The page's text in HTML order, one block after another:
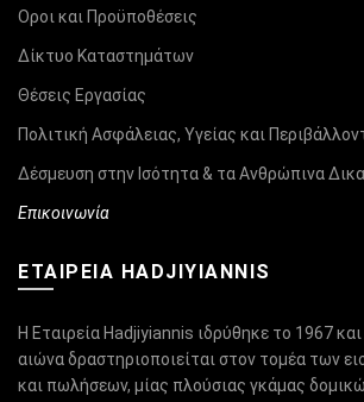
Οροι και Προϋποθέσεις
Δίκτυο Καταστημάτων
Θέσεις Εργασίας
Πολιτική Ασφάλειας, Υγείας και
Δέσμευση στην Ισότητα & τα Ανθρώπινα
Επικοινωνία
ΕΤΑΙΡΕΙΑ HADJIYIANNIS
Η Εταιρεία Hadjiyiannis ιδρύθηκε το 1967
αιώνα δραστηριοποιείται στον τομέα των
και πωλήσεων, μίας πλούσιας γκάμας